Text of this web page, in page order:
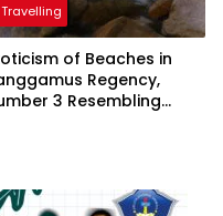
Travelling
of Beaches in
Regency,
3 Resembling